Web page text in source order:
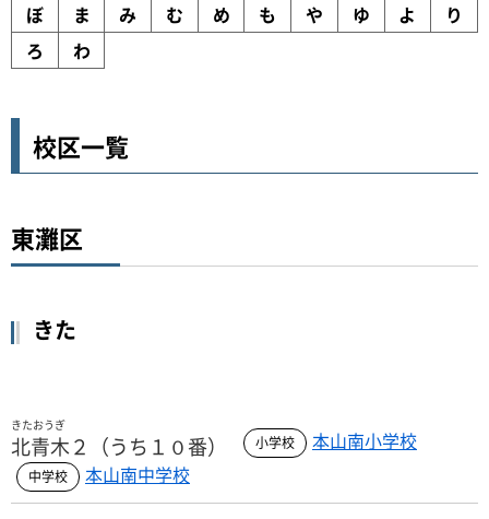
ぼ
ま み む め も や ゆ よ
り
ろ
わ
校区一覧
東灘区
きた
きたおうぎ
北青木２（うち１０番）
本山南小学校
本山南中学校